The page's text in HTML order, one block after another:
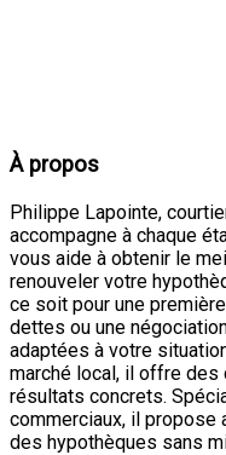
À propos
Philippe Lapointe,
accompagne à chaque
vous aide à obtenir le
renouveler votre
ce soit pour une
dettes ou une
adaptées à votre
marché local, il offre
résultats concrets.
commerciaux, il
des hypothèques sans